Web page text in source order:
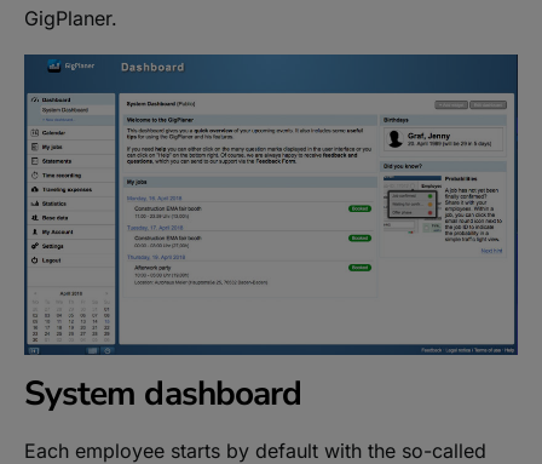
GigPlaner.
System dashboard
Each employee starts by default with the so-called